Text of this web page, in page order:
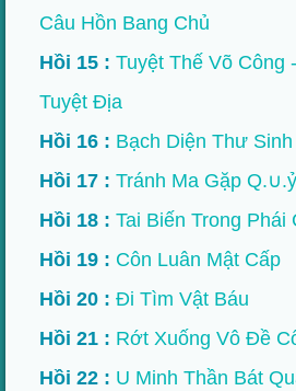
Câu Hồn Bang Chủ
Hồi 15 : Tuyệt Thế Võ Công
Tuyệt Địa
Hồi 16 : Bạch Diện Thư Sinh
Hồi 17 : Tránh Ma Gặp Q.∪.ỷ
Hồi 18 : Tai Biến Trong Phái
Hồi 19 : Côn Luân Mật Cấp
Hồi 20 : Đi Tìm Vật Báu
Hồi 21 : Rớt Xuống Vô Đề
Hồi 22 : U Minh Thần Bát